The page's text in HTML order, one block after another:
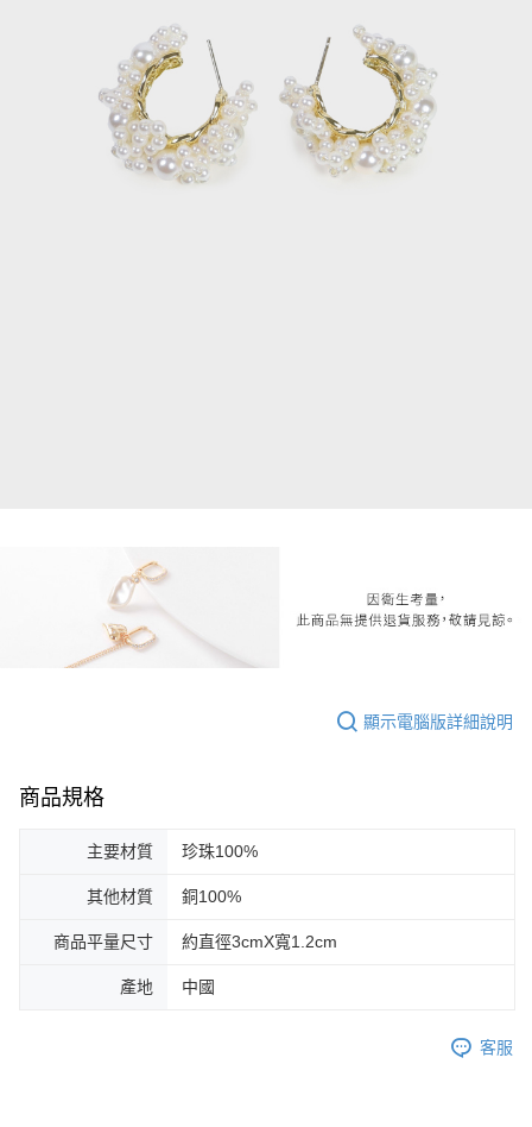
顯示電腦版詳細說明
商品規格
主要材質 珍珠100%
其他材質 銅100%
商品平量尺寸 約直徑3cmX寬1.2cm
產地 中國
客服